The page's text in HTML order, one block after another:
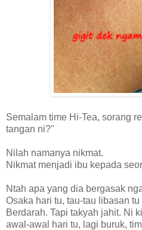
Semalam time Hi-Tea, sorang
tangan ni?"
Nilah namanya nikmat.
Nikmat menjadi ibu kepada
Ntah apa yang dia bergasak
Osaka hari tu, tau-tau libasan
Berdarah. Tapi takyah jahit. Ni
awal-awal hari tu, lagi buruk,